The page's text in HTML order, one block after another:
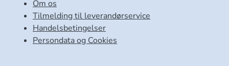
Om os
Tilmelding til leverandørservice
Handelsbetingelser
Persondata og Cookies